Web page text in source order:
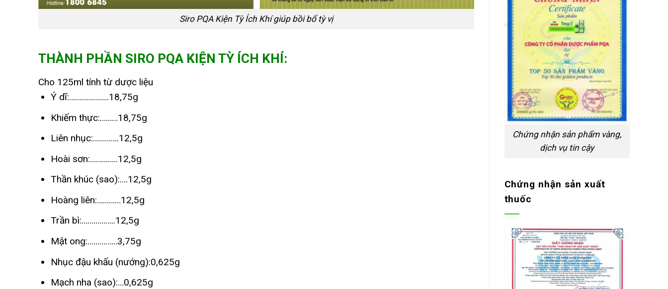
Chứng nhận sản phẩm vàng,
dịch vụ tin cậy
Chứng nhận sản xuất
thuốc
Siro PQA Kiện Tỳ Ích Khí giúp bồi bổ tỳ vị
THÀNH PHẦN SIRO PQA KIỆN TỲ ÍCH KHÍ:
Cho 125ml tính từ dược liệu
Ý dĩ:………………..18,75g
Khiếm thực:………18,75g
Liên nhục:………….12,5g
Hoài sơn:…………..12,5g
Thần khúc (sao):….12,5g
Hoàng liên:…………12,5g
Trần bì:……………..12,5g
Mật ong:……………3,75g
Nhục đậu khấu (nướng):0,625g
Mạch nha (sao):…0,625g